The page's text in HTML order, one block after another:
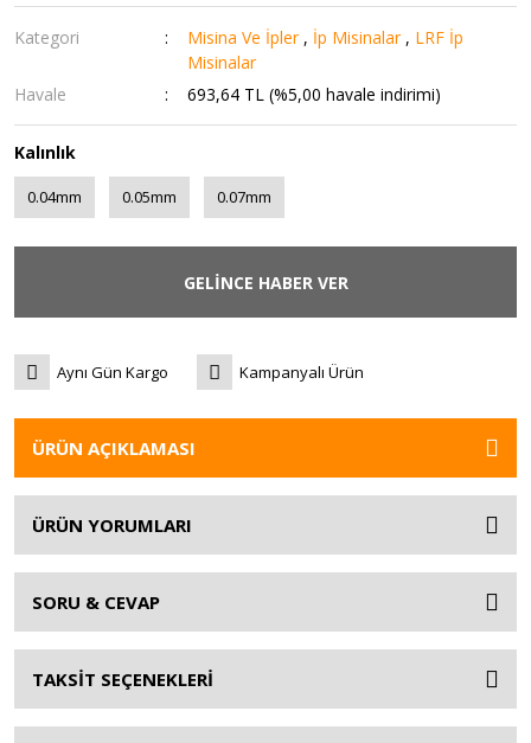
Kategori Misina Ve İpler , İp Misinalar , LRF İp
Misinalar
Havale
693,64 TL (%5,00 havale indirimi)
Kalınlık
0.04mm 0.05mm 0.07mm
GELİNCE HABER VER
Aynı Gün Kargo Kampanyalı Ürün
ÜRÜN AÇIKLAMASI
ÜRÜN YORUMLARI
SORU & CEVAP
TAKSİT SEÇENEKLERİ